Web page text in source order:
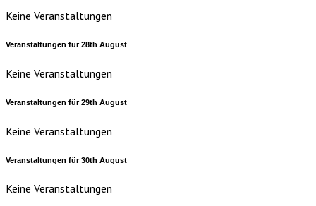
Keine Veranstaltungen
Veranstaltungen für28th August
Keine Veranstaltungen
Veranstaltungen für29th August
Keine Veranstaltungen
Veranstaltungen für30th August
Keine Veranstaltungen